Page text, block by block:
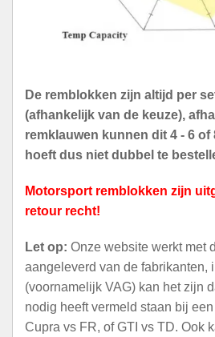
De remblokken zijn altijd per
(afhankelijk van de keuze),
remklauwen kunnen dit 4 - 6
hoeft dus niet dubbel te
Motorsport remblokken zijn
retour recht!
Let op: Onze website werkt met
aangeleverd van de fabrikanten,
(voornamelijk VAG) kan het zijn
nodig heeft vermeld staan bij
Cupra vs FR, of GTI vs TD. Ook